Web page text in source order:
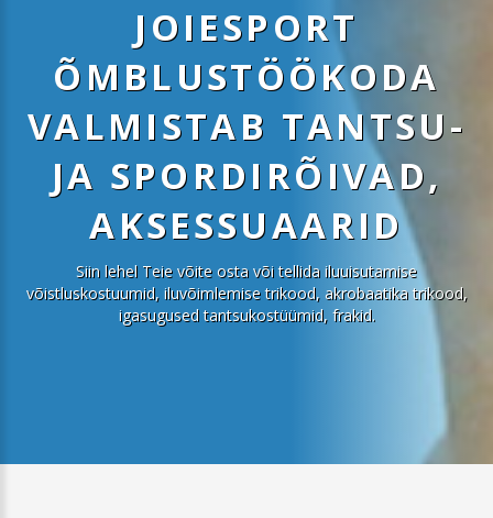
JOIESPORT
ÕMBLUSTÖÖKODA
VALMISTAB TANTSU-
JA SPORDIRÕIVAD,
AKSESSUAARID
Siin lehel Teie võite osta või tellida iluuisutamise
võistluskostuumid, iluvõimlemise trikood, akrobaatika trikood,
igasugused tantsukostüümid, frakid.